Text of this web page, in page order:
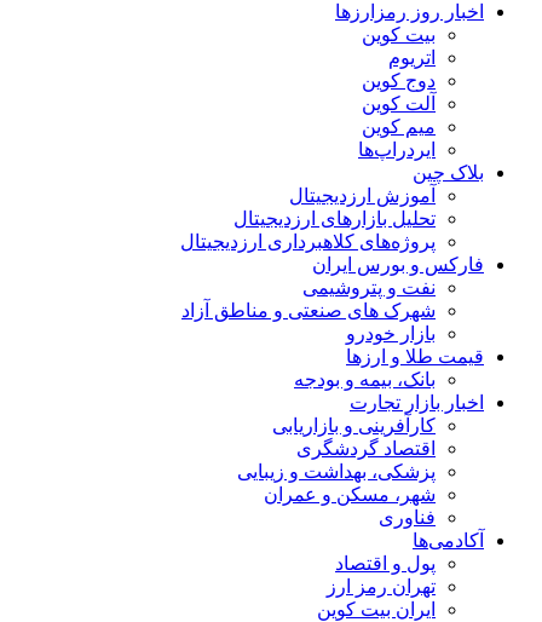
اخبار روز رمزارزها
بیت کوین
اتریوم
دوج کوین
آلت کوین
میم کوین‌
ایردراپ‌ها
بلاک چین
آموزش ارزدیجیتال
تحلیل بازارهای ارزدیجیتال
پروژه‌های کلاهبرداری ارزدیجیتال
فارکس و بورس ایران
نفت و پتروشیمی
شهرک های صنعتی و مناطق آزاد
بازار خودرو
قیمت طلا و ارزها
بانک، بیمه و بودجه
اخبار بازار تجارت
کارآفرینی و بازاریابی
اقتصاد گردشگری
پزشکی، بهداشت و زیبایی
شهر، مسکن و عمران
فناوری
آکادمی‌ها
پول و اقتصاد
تهران رمز ارز
ایران بیت کوین